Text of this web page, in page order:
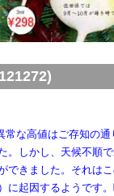
な高値はご存知の
。しかし、天候不順
できました。それは
に起因するようです